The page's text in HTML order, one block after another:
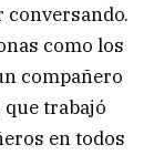
como los
compañero
que trabajó
en todos